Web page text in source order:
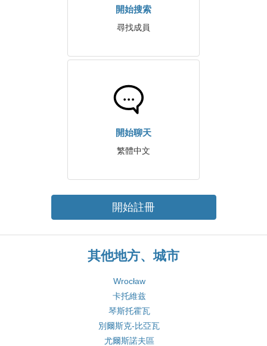
開始搜索
尋找成員
開始聊天
繁體中文
開始註冊
其他地方、城市
Wrocław
卡托維兹
琴斯托霍瓦
別爾斯克-比亞瓦
尤爾斯諾夫區